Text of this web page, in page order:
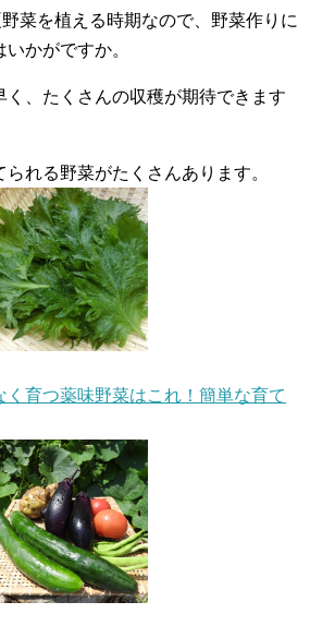
菜を植える時期なので、野菜作りに
かがですか。
、たくさんの収穫が期待できます
れる野菜がたくさんあります。
く育つ薬味野菜はこれ！簡単な育て